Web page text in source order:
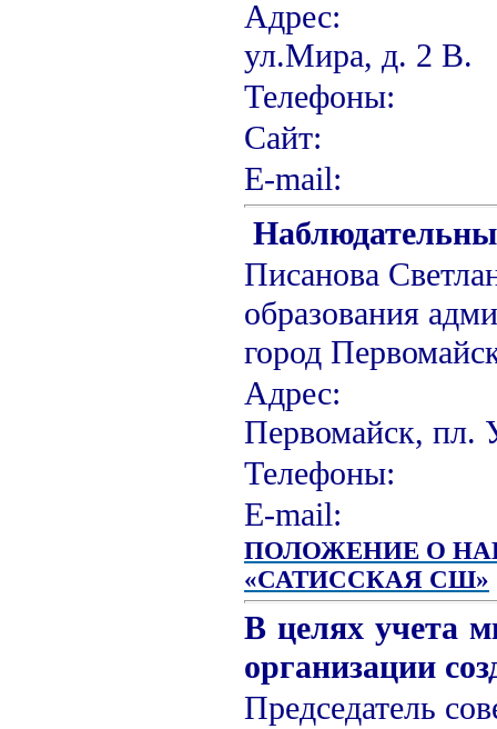
Адрес: г.
ул.Мира, д. 2 В.
Сайт:
Е-
Писанова
образования
город
Адрес:
Первомайск, пл.
Е-
ПОЛОЖЕНИЕ О
«САТИССКАЯ СШ»
В целях учета
организации
Председатель